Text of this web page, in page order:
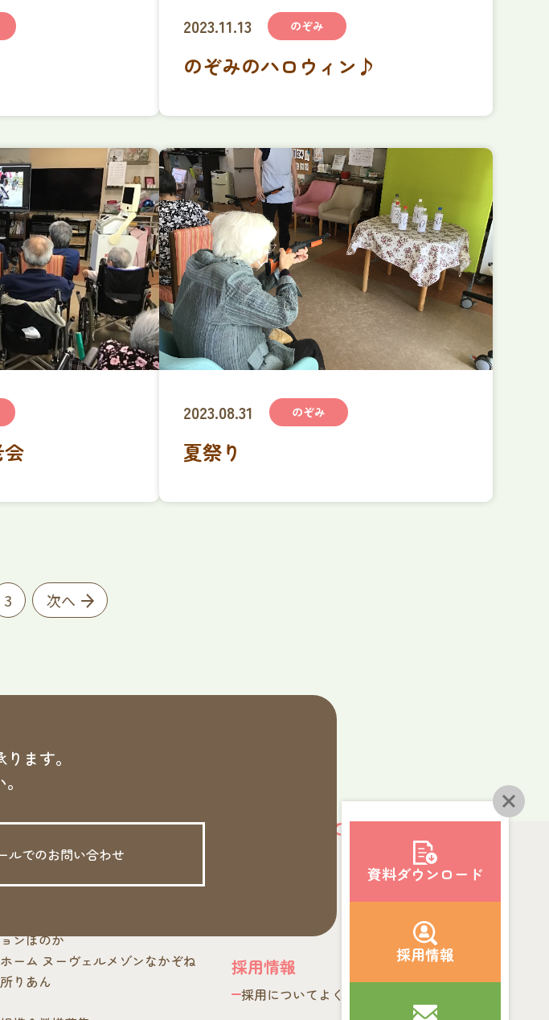
資料ダウンロード
採用情報
2023.11.13 のぞみ
のぞみのハロウィン♪
2023.08.31 のぞみ
夏祭り
3 次へ
ます。
ルでのお問い合わせ
ームのぞみ
ンほのか
ーム​ ヌーヴェルメゾンなかぞね
りあん
穂乃香について
採用情報
採用についてよくあるご質問